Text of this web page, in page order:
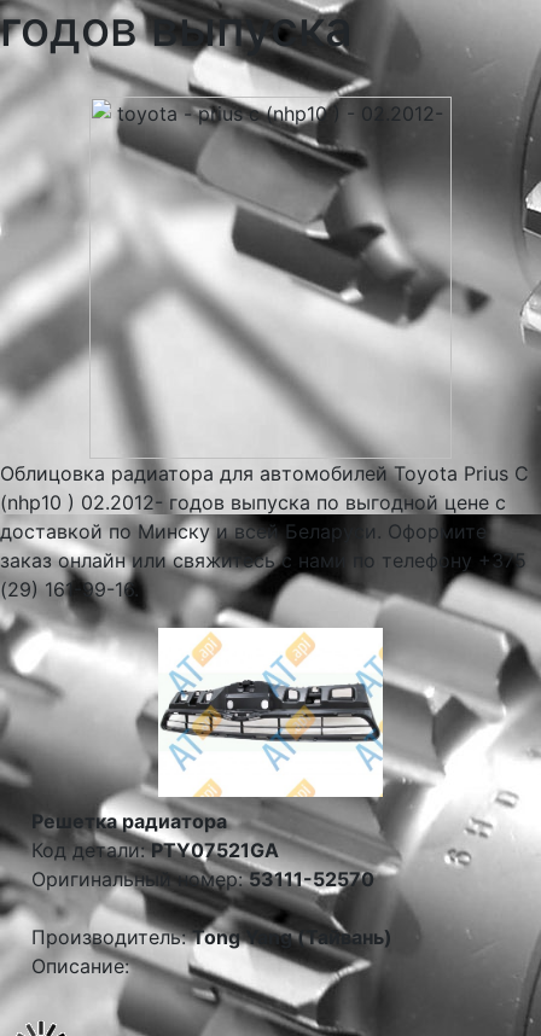
годов выпуска
Облицовка радиатора для автомобилей Toyota Prius C
(nhp10 ) 02.2012- годов выпуска по выгодной цене с
доставкой по Минску и всей Беларуси. Оформите
заказ онлайн или свяжитесь с нами по телефону +375
(29) 161-99-16.
Решетка радиатора
Код детали:PTY07521GA
Оригинальный номер:53111-52570
Производитель:Tong Yang (Тайвань)
Описание: